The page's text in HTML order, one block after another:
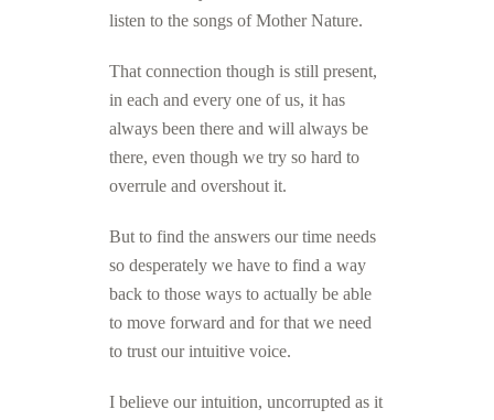
listen to the songs of Mother Nature.
That connection though is still present,
in each and every one of us, it has
always been there and will always be
there, even though we try so hard to
overrule and overshout it.
But to find the answers our time needs
so desperately we have to find a way
back to those ways to actually be able
to move forward and for that we need
to trust our intuitive voice.
I believe our intuition, uncorrupted as it